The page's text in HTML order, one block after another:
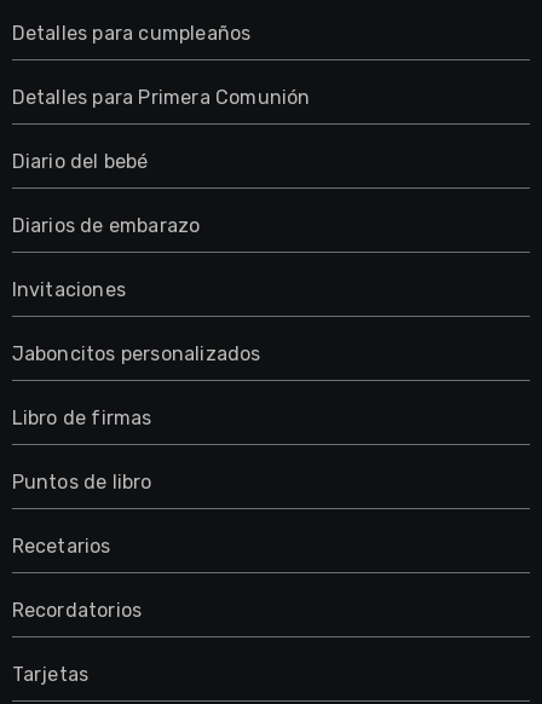
Detalles para cumpleaños
Detalles para Primera Comunión
Diario del bebé
Diarios de embarazo
Invitaciones
Jaboncitos personalizados
Libro de firmas
Puntos de libro
Recetarios
Recordatorios
Tarjetas